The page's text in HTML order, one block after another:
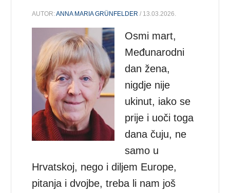
AUTOR:ANNA MARIA GRÜNFELDER / 13.03.2026.
Osmi mart,
Međunarodni
dan žena,
nigdje nije
ukinut, iako se
prije i uoči toga
dana čuju, ne
samo u
Hrvatskoj, nego i diljem Europe,
pitanja i dvojbe, treba li nam još